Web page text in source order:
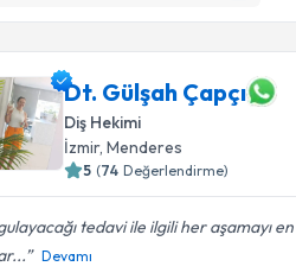
Dt. Gülşah Çapçı
Diş Hekimi
İzmir, Menderes
5 (74 Değerlendirme)
tedavi ile ilgili her aşamayı en
Devamı